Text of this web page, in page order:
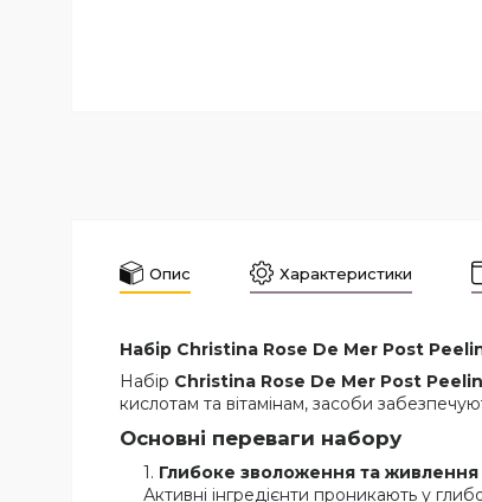
Опис Характеристики
Набір Christina Rose De Mer Post
Набір Christina Rose De Mer Post
кислотам та вітамінам, засоби
Основні переваги набору
Глибоке зволоження та живлення
Активні інгредієнти проникають у